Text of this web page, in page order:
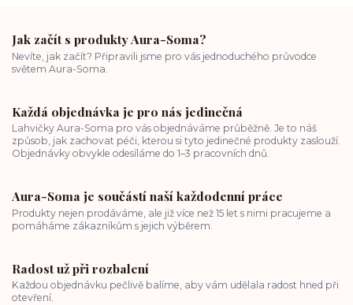
Jak začít s produkty Aura-Soma?
Nevíte, jak začít? Připravili jsme pro vás jednoduchého průvodce
světem Aura-Soma.
Každá objednávka je pro nás jedinečná
Lahvičky Aura-Soma pro vás objednáváme průběžně. Je to náš
způsob, jak zachovat péči, kterou si tyto jedinečné produkty zaslouží.
Objednávky obvykle odesíláme do 1–3 pracovních dnů.
Aura-Soma je součástí naší každodenní práce
Produkty nejen prodáváme, ale již více než 15 let s nimi pracujeme a
pomáháme zákazníkům s jejich výběrem.
Radost už při rozbalení
Každou objednávku pečlivě balíme, aby vám udělala radost hned při
otevření.